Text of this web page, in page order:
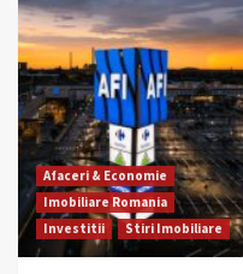
Afaceri & Economie
Imobiliare Romania
Investitii
Stiri Imobiliare